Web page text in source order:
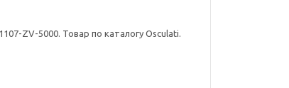
ZV-5000. Товар по каталогу Osculati.